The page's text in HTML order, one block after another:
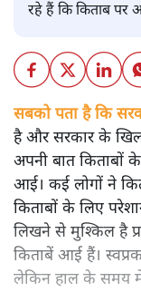
रहे हैं कि किताब पर
सबको पता है कि
है और सरकार के
अपनी बात किताबों
आई। कई लोगों ने
किताबों के लिए
लिखने से मुश्किल है
किताबें आई हैं।
लेकिन हाल के समय